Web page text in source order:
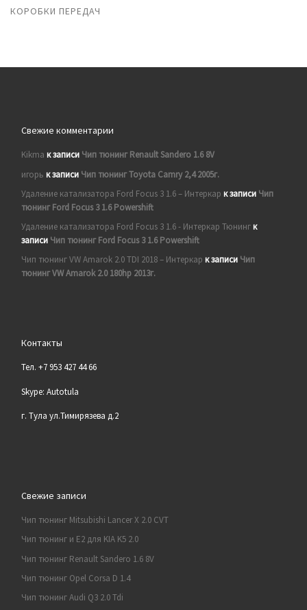
КОРОБКИ ПЕРЕДАЧ
Свежие комментарии
Kikma к записи Чип тюнинг Renault Sandero 1.6 8V
игорь к записи Чип тюнинг Toyota Camry 2,4 2005г.
Удаление катализатора Ford Focus 3 1.6 – Интеркар к записи Чип
тюнинг Ford Focus 3 1.6 Powershift
Удаление катализатора Ford Focus 3 1.6 - Интеркар Тюнингк
записи Чип тюнинг Ford Focus 3 1.6 Powershift
Чип тюнинг VW Amarok 2.0 TDI 2018 – Интеркар к записи Чип
тюнинг VW Amarok 2.0 180hp 2013г.
Контакты
Тел. +7 953 427 44 66
Skype: Autotula
г. Тула ул.Тимирязева д.2
Свежие записи
Чип тюнинг Mitsubishi Lancer X 2.0 CVT
Чип тюнинг и E2 для KIA K5 2.0
Чип тюнинг Renault Sandero 1.6 8V
Чип тюнинг Opel Corsa D 1.4
Чип тюнинг Audi Q3 2.0 Tdi